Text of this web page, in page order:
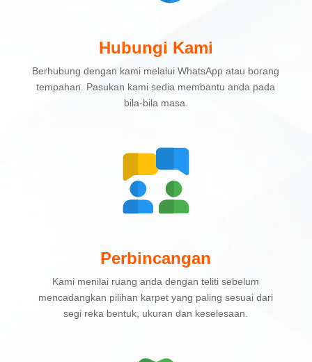
Hubungi Kami
Berhubung dengan kami melalui WhatsApp atau borang
tempahan. Pasukan kami sedia membantu anda pada
bila-bila masa.
Perbincangan
Kami menilai ruang anda dengan teliti sebelum
mencadangkan pilihan karpet yang paling sesuai dari
segi reka bentuk, ukuran dan keselesaan.